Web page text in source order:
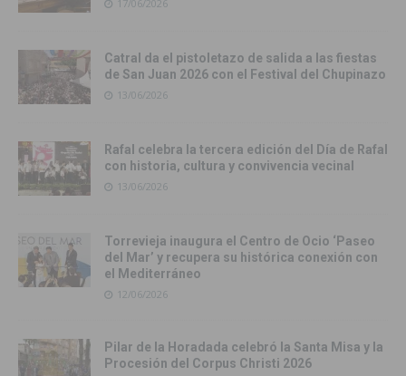
17/06/2026
Catral da el pistoletazo de salida a las fiestas
de San Juan 2026 con el Festival del Chupinazo
13/06/2026
Rafal celebra la tercera edición del Día de Rafal
con historia, cultura y convivencia vecinal
13/06/2026
Torrevieja inaugura el Centro de Ocio ‘Paseo
del Mar’ y recupera su histórica conexión con
el Mediterráneo
12/06/2026
Pilar de la Horadada celebró la Santa Misa y la
Procesión del Corpus Christi 2026